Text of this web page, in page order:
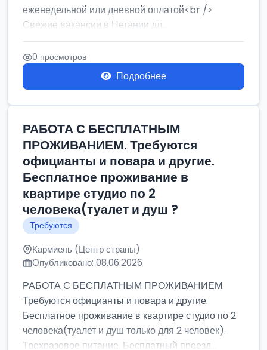
еженедельной или дневной оплатой<br />
Свежие вакансии в Нетании дл...
0 просмотров
Подробнее
РАБОТА С БЕСПЛАТНЫМ
ПРОЖИВАНИЕМ. Требуются
официанты и повара и другие.
Бесплатное проживание в
квартире студио по 2
человека(туалет и душ ?
Требуются
Кармиель (Центр страны)
Опубликовано: 08.06.2026
РАБОТА С БЕСПЛАТНЫМ ПРОЖИВАНИЕМ.
Требуются официанты и повара и другие.
Бесплатное проживание в квартире студио по 2
человека(туалет и душ только для 2 человек).
Трехразовое питание. Бесплатный проезд...